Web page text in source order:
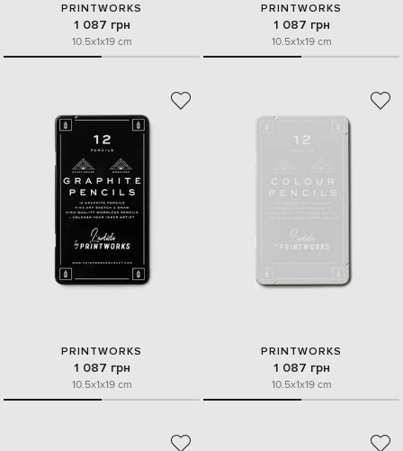
PRINTWORKS
1 087 грн
10.5x1x19 cm
PRINTWORKS
1 087 грн
10.5x1x19 cm
PRINTWORKS
1 087 грн
10.5x1x19 cm
PRINTWORKS
1 087 грн
10.5x1x19 cm